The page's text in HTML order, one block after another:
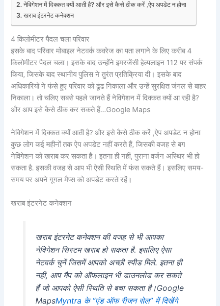
नेविगेशन में दिक्कत क्यों आती है? और इसे कैसे ठीक करें ,ऐप अपडेट न होना
खराब इंटरनेट कनेक्शन
4 किलोमीटर पैदल चला परिवार
इसके बाद परिवार मोबाइल नेटवर्क कवरेज का पता लगाने के लिए करीब 4
किलोमीटर पैदल चला। इसके बाद उन्होंने इमरजेंसी हेल्पलाइन 112 पर संपर्क
किया, जिसके बाद स्थानीय पुलिस ने तुरंत प्रतिक्रिया दी। इसके बाद
अधिकारियों ने फंसे हुए परिवार को ढूंढ निकाला और उन्हें सुरक्षित जंगल से बाहर
निकाला। तो चलिए सबसे पहले जानते हैं नेविगेशन में दिक्कत क्यों आ रही है?
और आप इसे कैसे ठीक कर सकते हैं…Google Maps
नेविगेशन में दिक्कत क्यों आती है? और इसे कैसे ठीक करें ,ऐप अपडेट न होना
कुछ लोग कई महीनों तक ऐप अपडेट नहीं करते हैं, जिसकी वजह से बग
नेविगेशन को खराब कर सकता है। इतना ही नहीं, पुराना वर्जन अस्थिर भी हो
सकता है. इसकी वजह से आप भी ऐसी स्थिति में फंस सकते हैं। इसलिए समय-
समय पर अपने गूगल मैप्स को अपडेट करते रहें।
खराब इंटरनेट कनेक्शन
खराब इंटरनेट कनेक्शन की वजह से भी आपका
नेविगेशन सिस्टम खराब हो सकता है. इसलिए ऐसा
नेटवर्क चुनें जिसमें आपको अच्छी स्पीड मिले. इतना ही
नहीं, आप मैप को ऑफलाइन भी डाउनलोड कर सकते
हैं जो आपको ऐसी स्थिति से बचा सकता है।Google
MapsMyntra के “एंड ऑफ रीजन सेल” में दिखेंगे